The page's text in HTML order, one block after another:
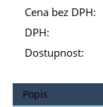
Cena bez DPH:
DPH:
Dostupnost:
Popis